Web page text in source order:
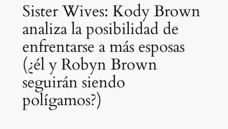
Sister Wives: Kody Brown
analiza la posibilidad de
enfrentarse a más esposas
(¿él y Robyn Brown
seguirán siendo
polígamos?)